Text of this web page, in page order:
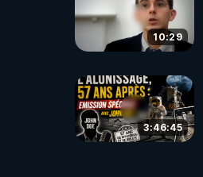
10:29
3:46:45